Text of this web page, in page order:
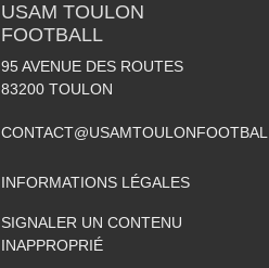
USAM TOULON
FOOTBALL
95 AVENUE DES ROUTES
83200 TOULON
INFORMATIONS LÉGALES
SIGNALER UN CONTENU
INAPPROPRIÉ